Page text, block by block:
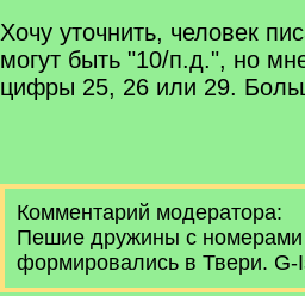
Хочу уточнить, человек
могут быть "10/п.д.", но
цифры 25, 26 или 29.
Комментарий модератора:
Пешие дружины с номерами
формировались в Твери. G-